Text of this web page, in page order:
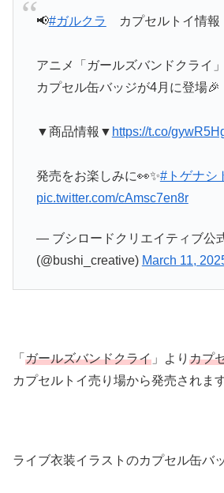
📢#ガルクラ カプセルトイ情報
アニメ「ガールズバンドクライ
カプセル缶バッジが4月に登場🎉
▼商品情報▼ https://t.co/
発売をお楽しみに👀✨#トゲナシ
pic.twitter.com/cAmsc7en8r
— ブシロードクリエイティブ公
(@bushi_creative) March 11,
「 ガールズバンドクライ 」より カプ
カプセルトイ売り場から発売されます
ライブ衣装イラストのカプセル缶バ